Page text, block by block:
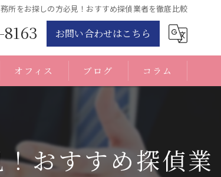
所をお探しの方必見！おすすめ探偵業者を徹底比較
お問い合わせはこちら
オフィス ブログ コラム
おすすめ探偵業